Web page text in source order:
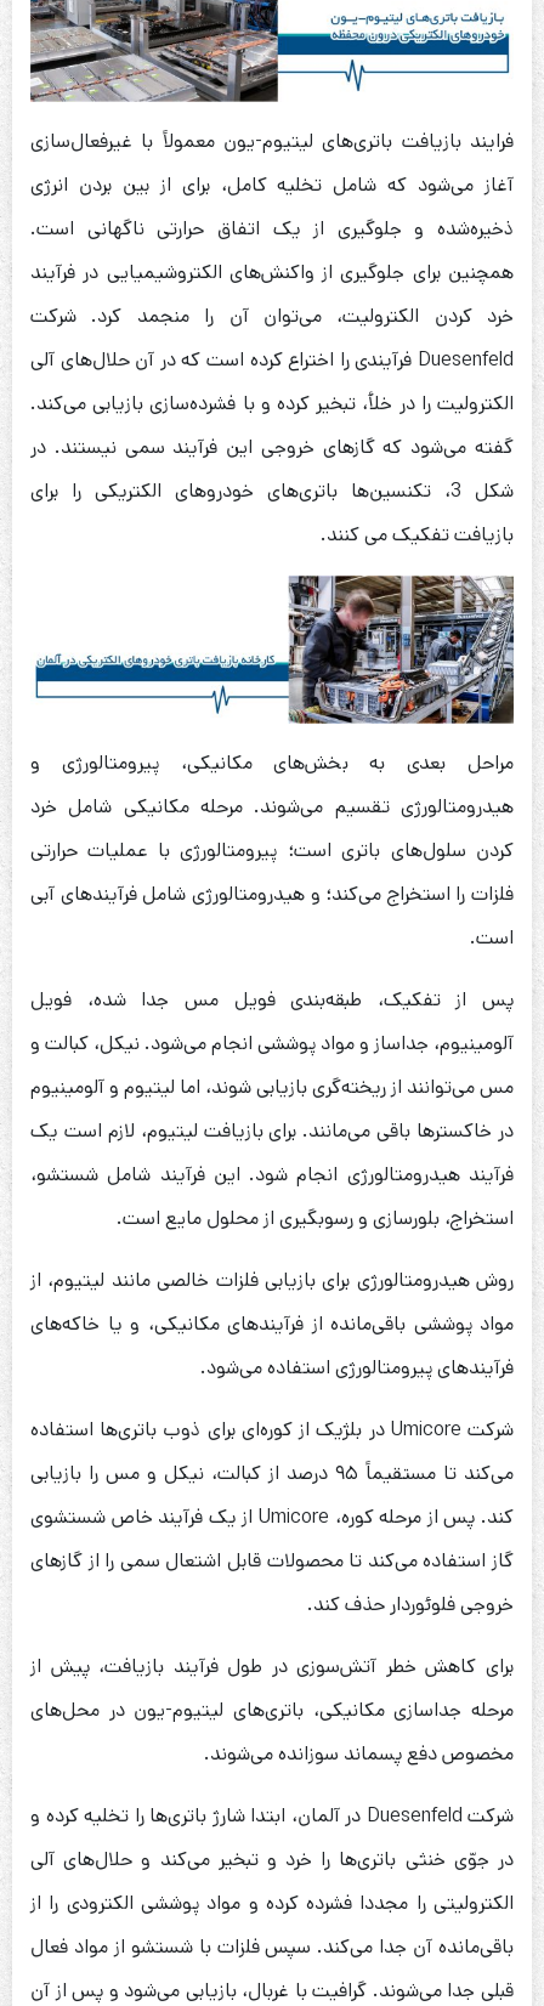
فرایند بازیافت باتری‌های ليتيوم-يون معمولاً با غیرفعال‌سازی
آغاز می‌شود که شامل تخلیه کامل، برای از بين بردن انرژی
ذخیره‌شده و جلوگیری از یک اتفاق حرارتی ناگهانی است.
همچنین برای جلوگیری از واکنش‌های الکتروشیمیایی در فرآیند
خرد کردن الکترولیت، می‌توان آن را منجمد کرد. شرکت
Duesenfeld فرآیندی را اختراع کرده است که در آن حلال‌های آلی
الکترولیت را در خلأ، تبخیر کرده و با فشرده‌سازی بازیابی می‌کند.
گفته می‌شود که گازهای خروجی این فرآیند سمی نیستند. در
شکل 3، تکنسین‌ها باتری‌های خودروهای الکتریکی را برای
بازیافت تفکیک می کنند.
مراحل بعدی به بخش‌های مکانیکی، پیرومتالورژی و
هیدرومتالورژی تقسیم می‌شوند. مرحله مکانیکی شامل خرد
کردن سلول‌های باتری است؛ پیرومتالورژی با عملیات حرارتی
فلزات را استخراج می‌کند؛ و هیدرومتالورژی شامل فرآیندهای آبی
است.
پس از تفکیک، طبقه‌بندی فویل مس جدا شده، فویل
آلومینیوم، جداساز و مواد پوششی انجام می‌شود. نیکل، کبالت و
مس می‌توانند از ریخته‌گری بازیابی شوند، اما لیتیوم و آلومینیوم
در خاکستر‌ها باقی می‌مانند. برای بازیافت لیتیوم، لازم است یک
فرآیند هیدرومتالورژی انجام شود. این فرآیند شامل شستشو،
استخراج، بلورسازی و رسوبگیری از محلول مایع است.
روش هیدرومتالورژی برای بازیابی فلزات خالصی مانند لیتیوم، از
مواد پوششی باقی‌مانده از فرآیندهای مکانیکی، و یا خاکه‌های
فرآیندهای پیرومتالورژی استفاده می‌شود.
شرکت Umicore در بلژیک از کوره‌ای برای ذوب باتری‌ها استفاده
می‌کند تا مستقیماً ۹۵ درصد از کبالت، نیکل و مس را بازیابی
کند. پس از مرحله کوره، Umicore از یک فرآیند خاص شستشوی
گاز استفاده می‌کند تا محصولات قابل اشتعال سمی را از گازهای
خروجی فلوئوردار حذف کند.
برای کاهش خطر آتش‎‌سوزی در طول فرآیند بازیافت، پیش از
مرحله جداسازی مکانیکی، باتری‌های لیتیوم-یون در محل‌های
مخصوص دفع پسماند سوزانده می‌شوند.
شرکت Duesenfeld در آلمان، ابتدا شارژ باتری‌ها را تخلیه کرده و
در جوّی خنثی باتری‌ها را خرد و تبخیر می‌کند و حلال‌های آلی
الکترولیتی را مجددا فشرده کرده و مواد پوششی الکترودی را از
باقی‌مانده آن جدا می‌کند. سپس فلزات با شستشو از مواد فعال
قبلی جدا می‌شوند. گرافیت با غربال، بازیابی می‌شود و پس از آن